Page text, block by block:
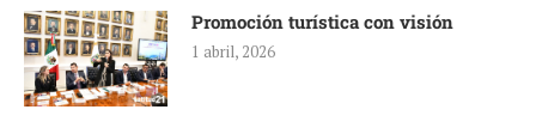
Promoción turística con visión
1 abril, 2026